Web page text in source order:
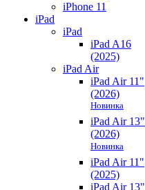
iPhone 11
iPad
iPad
iPad A16
(2025)
iPad Air
iPad Air 11"
(2026)
Новинка
iPad Air 13"
(2026)
Новинка
iPad Air 11"
(2025)
iPad Air 13"